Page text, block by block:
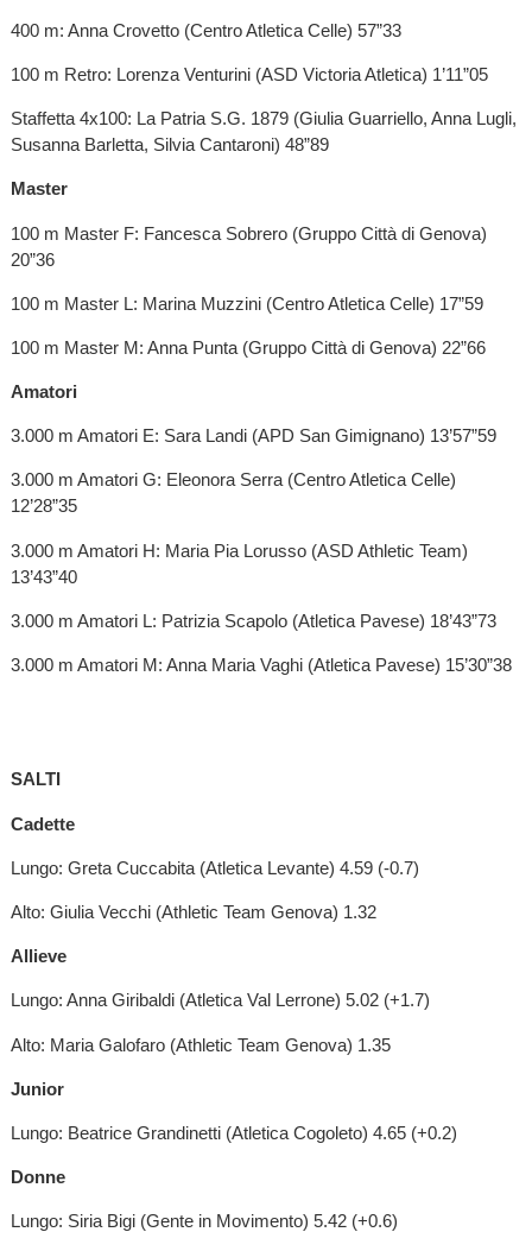
400 m: Anna Crovetto (Centro Atletica Celle) 57”33
100 m Retro: Lorenza Venturini (ASD Victoria Atletica) 1’11”05
Staffetta 4x100: La Patria S.G. 1879 (Giulia Guarriello, Anna Lugli,
Susanna Barletta, Silvia Cantaroni) 48”89
Master
100 m Master F: Fancesca Sobrero (Gruppo Città di Genova)
20”36
100 m Master L: Marina Muzzini (Centro Atletica Celle) 17”59
100 m Master M: Anna Punta (Gruppo Città di Genova) 22”66
Amatori
3.000 m Amatori E: Sara Landi (APD San Gimignano) 13’57”59
3.000 m Amatori G: Eleonora Serra (Centro Atletica Celle)
12’28”35
3.000 m Amatori H: Maria Pia Lorusso (ASD Athletic Team)
13’43”40
3.000 m Amatori L: Patrizia Scapolo (Atletica Pavese) 18’43”73
3.000 m Amatori M: Anna Maria Vaghi (Atletica Pavese) 15’30”38
SALTI
Cadette
Lungo: Greta Cuccabita (Atletica Levante) 4.59 (-0.7)
Alto: Giulia Vecchi (Athletic Team Genova) 1.32
Allieve
Lungo: Anna Giribaldi (Atletica Val Lerrone) 5.02 (+1.7)
Alto: Maria Galofaro (Athletic Team Genova) 1.35
Junior
Lungo: Beatrice Grandinetti (Atletica Cogoleto) 4.65 (+0.2)
Donne
Lungo: Siria Bigi (Gente in Movimento) 5.42 (+0.6)